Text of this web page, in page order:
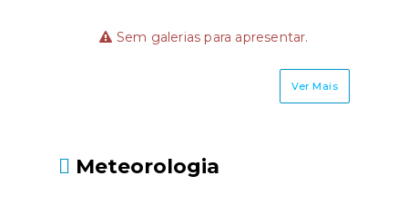
Sem galerias para apresentar.
Ver Mais
Meteorologia